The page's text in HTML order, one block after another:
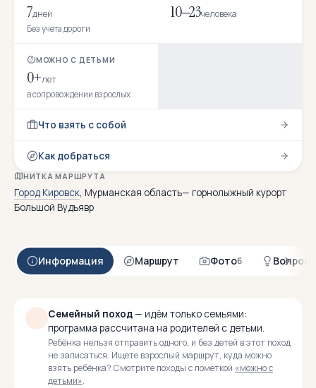
7дней
Без учета дороги
10–23человека
МОЖНО С ДЕТЬМИ
0+лет
в сопровождении взрослых
Что взять с собой
Как добраться
НИТКА МАРШРУТА
Город Кировск, Мурманская область— горнолыжный курорт
Большой Вудъявр
Информация Маршрут Фото6 Вопросы
Семейный поход— идём только семьями:
программа рассчитана на родителей с детьми.
Ребёнка нельзя отправить одного, и без детей в этот поход
не записаться. Ищете взрослый маршрут, куда можно
взять ребёнка? Смотрите походы с пометкой «можно с
детьми».